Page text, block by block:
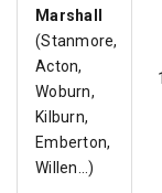
Marshall
(Stanmore,
Acton,
Woburn,
Kilburn,
Emberton,
Willen…)